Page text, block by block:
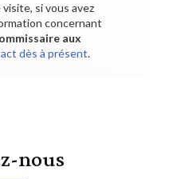
si vous avez
concernant
aux
dès à présent.
nous